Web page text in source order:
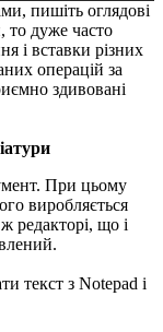
пишіть оглядові
то дуже часто
і вставки різних
операцій за
здивовані
При цьому
виробляється
редакторі, що і
текст з Notepad і